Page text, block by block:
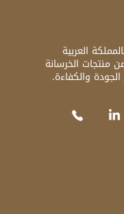
العربية
منتجات الخرسانة
والكفاءة.